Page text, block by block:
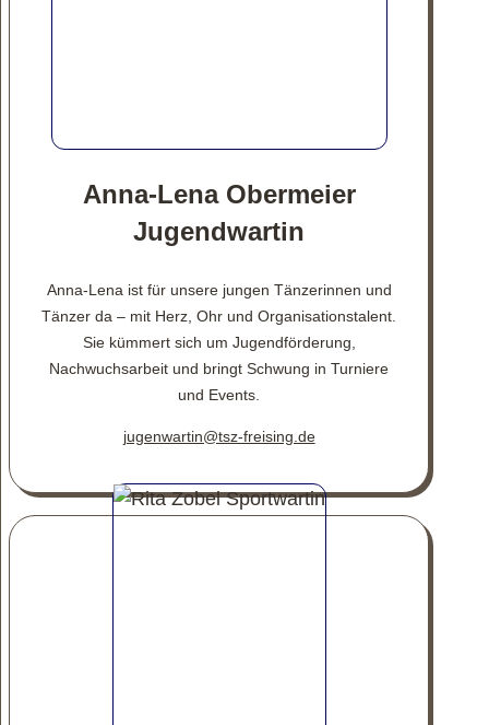
Anna-Lena Obermeier
Jugendwartin
Anna-Lena ist für unsere jungen Tänzerinnen und
Tänzer da – mit Herz, Ohr und Organisationstalent.
Sie kümmert sich um Jugendförderung,
Nachwuchsarbeit und bringt Schwung in Turniere
und Events.
jugenwartin@tsz-freising.de